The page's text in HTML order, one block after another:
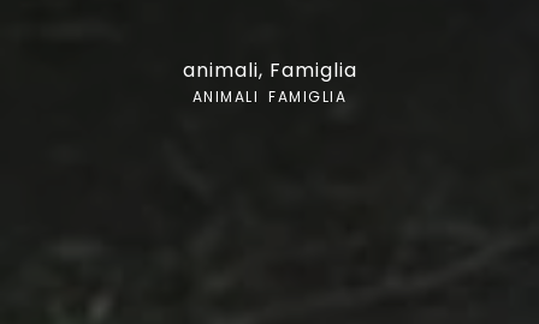
animali, Famiglia
ANIMALI ,FAMIGLIA